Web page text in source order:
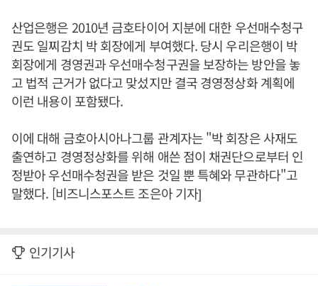
산업은행은 2010년 금호타이어 지분에 대한 우선매수청구
권도 일찌감치 박 회장에게 부여했다. 당시 우리은행이 박
회장에게 경영권과 우선매수청구권을 보장하는 방안을 놓
고 법적 근거가 없다고 맞섰지만 결국 경영정상화 계획에
이런 내용이 포함됐다.
이에 대해 금호아시아나그룹 관계자는 "박 회장은 사재도
출연하고 경영정상화를 위해 애쓴 점이 채권단으로부터 인
정받아 우선매수청권을 받은 것일 뿐 특혜와 무관하다"고
말했다. [비즈니스포스트 조은아 기자]
인기기사